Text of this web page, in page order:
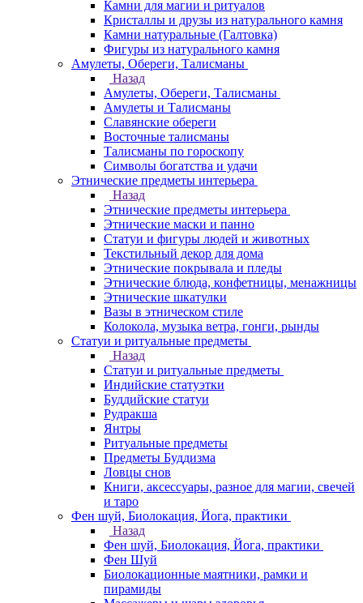
Камни для магии и ритуалов
Кристаллы и друзы из натурального камня
Камни натуральные (Галтовка)
Фигуры из натурального камня
Амулеты, Обереги, Талисманы
Назад
Амулеты, Обереги, Талисманы
Амулеты и Талисманы
Славянские обереги
Восточные талисманы
Талисманы по гороскопу
Символы богатства и удачи
Этнические предметы интерьера
Назад
Этнические предметы интерьера
Этнические маски и панно
Статуи и фигуры людей и животных
Текстильный декор для дома
Этнические покрывала и пледы
Этнические блюда, конфетницы, менажницы
Этнические шкатулки
Вазы в этническом стиле
Колокола, музыка ветра, гонги, рынды
Статуи и ритуальные предметы
Назад
Статуи и ритуальные предметы
Индийские статуэтки
Буддийские статуи
Рудракша
Янтры
Ритуальные предметы
Предметы Буддизма
Ловцы снов
Книги, аксессуары, разное для магии, свечей
и таро
Фен шуй, Биолокация, Йога, практики
Назад
Фен шуй, Биолокация, Йога, практики
Фен Шуй
Биолокационные маятники, рамки и
пирамиды